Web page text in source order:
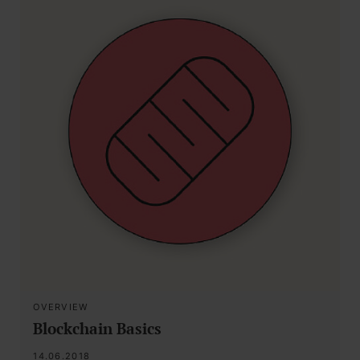
OVERVIEW
Blockchain Basics
14.06.2018